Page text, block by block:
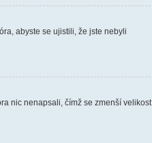
abyste se ujistili, že jste nebyli
nic nenapsali, čímž se zmenší velikost